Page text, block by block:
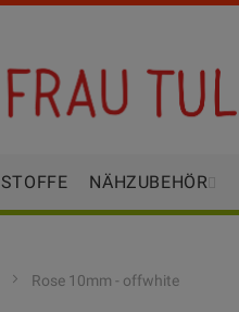
STOFFE NÄHZUBEHÖR
Rose 10mm - offwhite